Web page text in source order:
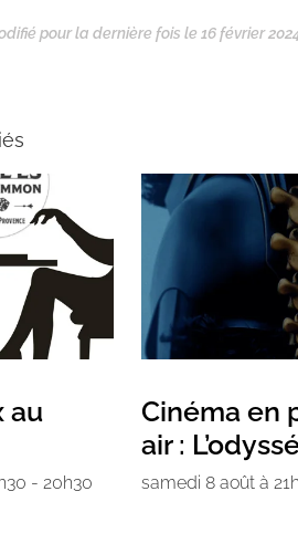
pour la dernière fois le 16 février 2024
au
- 20h30
Cinéma en
air :
samedi 8 août à